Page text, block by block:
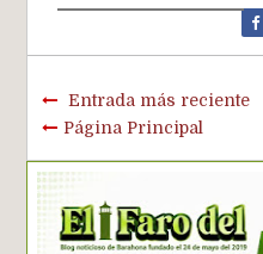
Entrada más reciente
Página Principal